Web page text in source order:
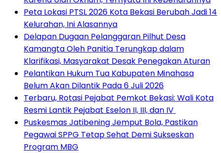
Peta Lokasi PTSL 2026 Kota Bekasi Berubah Jadi 14
Kelurahan, Ini Alasannya
Delapan Dugaan Pelanggaran Pilhut Desa
Kamangta Oleh Panitia Terungkap dalam
Klarifikasi, Masyarakat Desak Penegakan Aturan
Pelantikan Hukum Tua Kabupaten Minahasa
Belum Akan Dilantik Pada 6 Juli 2026
‎Terbaru, Rotasi Pejabat Pemkot Bekasi: Wali Kota
Resmi Lantik Pejabat Eselon II, III, dan IV ‎
Puskesmas Jatibening Jemput Bola, Pastikan
Pegawai SPPG Tetap Sehat Demi Sukseskan
Program MBG